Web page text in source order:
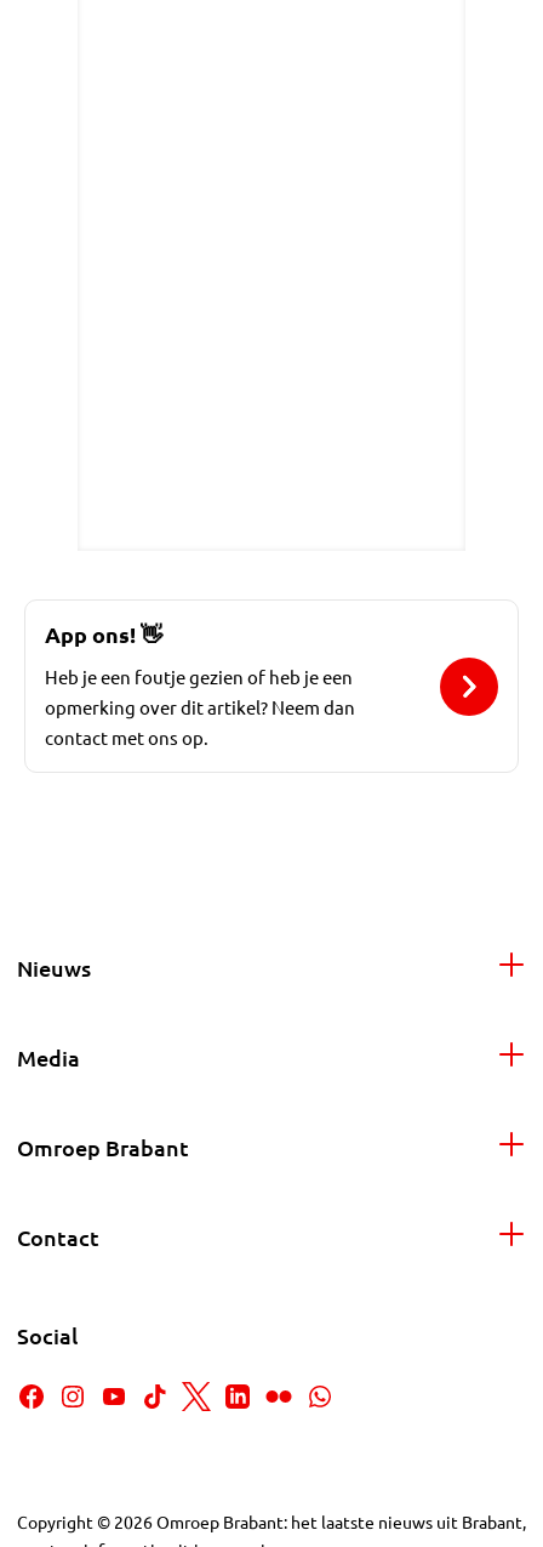
App ons!👋
Heb je een foutje gezien of heb je een
opmerking over dit artikel? Neem dan
contact met ons op.
Nieuws
Media
Omroep Brabant
Contact
Social
Copyright © 2026Omroep Brabant: het laatste nieuws uit Brabant,